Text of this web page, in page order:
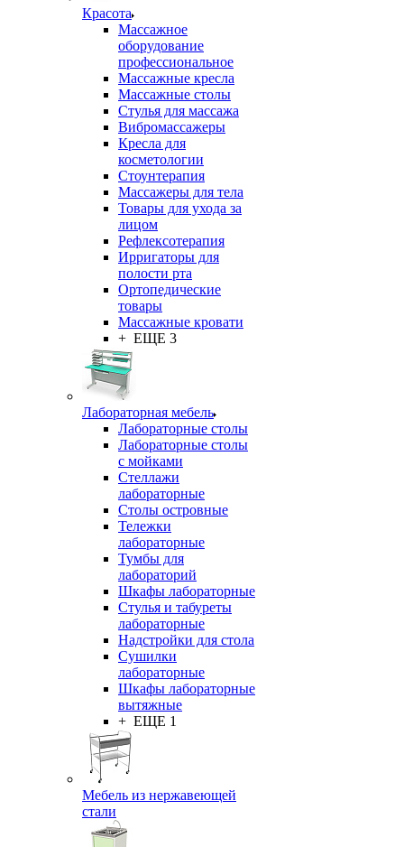
Красота
Массажное
оборудование
профессиональное
Массажные кресла
Массажные столы
Стулья для массажа
Вибромассажеры
Кресла для
косметологии
Стоунтерапия
Массажеры для тела
Товары для ухода за
лицом
Рефлексотерапия
Ирригаторы для
полости рта
Ортопедические
товары
Массажные кровати
+ ЕЩЕ 3
Лабораторная мебель
Лабораторные столы
Лабораторные столы
с мойками
Стеллажи
лабораторные
Столы островные
Тележки
лабораторные
Тумбы для
лабораторий
Шкафы лабораторные
Стулья и табуреты
лабораторные
Надстройки для стола
Сушилки
лабораторные
Шкафы лабораторные
вытяжные
+ ЕЩЕ 1
Мебель из нержавеющей
стали